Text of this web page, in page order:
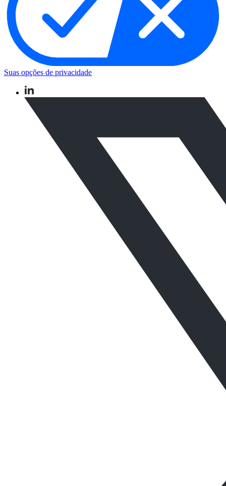
Suas opções de privacidade